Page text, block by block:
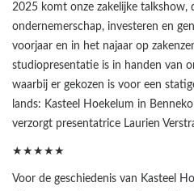
2025 komt onze zakelijke talkshow,
ondernemerschap, investeren en
voorjaar en in het najaar op
studiopresentatie is in handen van
waarbij er gekozen is voor een
lands: Kasteel Hoekelum in
verzorgt presentatrice Laurien
★★★★★
Voor de geschiedenis van Kasteel